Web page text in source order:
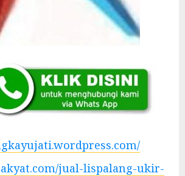
jual-lispalang-ukir-